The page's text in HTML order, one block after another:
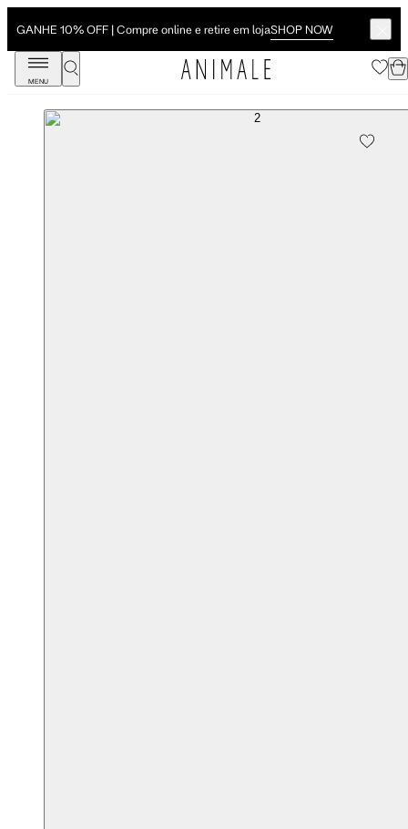
GANHE 10% OFF | Compre online e retire em lojaSHOP NOW
MENU